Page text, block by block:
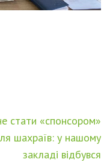
стати «спонсором»
шахраїв: у нашому
закладі відбувся